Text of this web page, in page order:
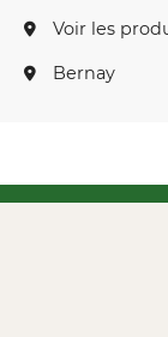
Voir les
Bernay